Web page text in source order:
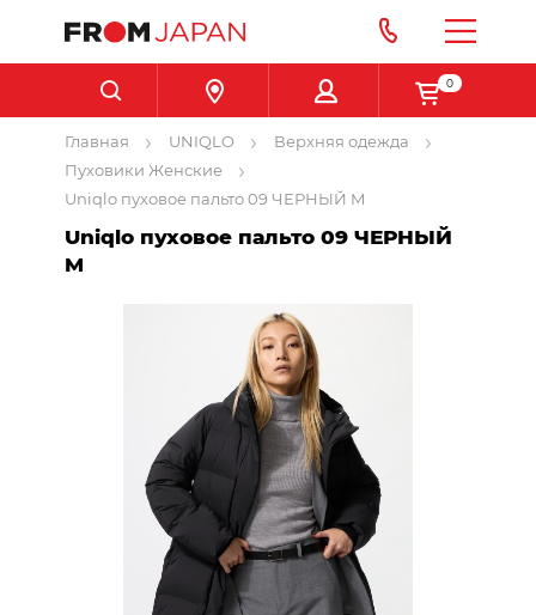
0
Главная UNIQLO
Верхняя одежда
Пуховики Женские
Uniqlo пуховое пальто 09 ЧЕРНЫЙ M
Uniqlo пуховое пальто 09 ЧЕРНЫЙ
M